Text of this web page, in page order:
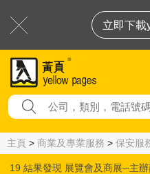
立即下載
主頁 > 商業及專業服務 > 保安服
19 結果發現 展覽會及商展─主